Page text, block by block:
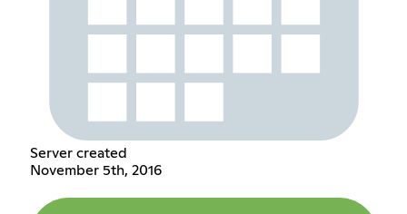
Server created
November 5th, 2016